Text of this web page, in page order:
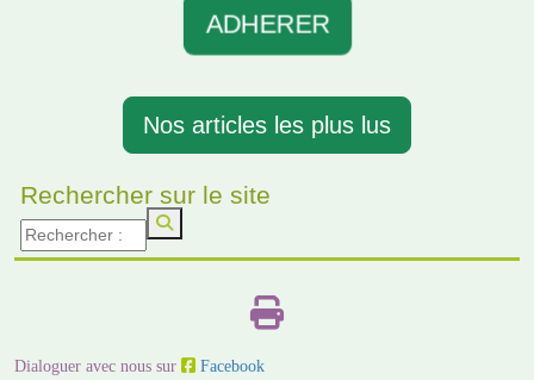
ADHERER
Nos articles les plus lus
Rechercher sur le site
Dialoguer avec nous sur
Facebook